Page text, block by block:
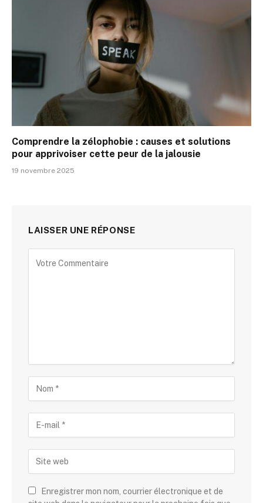
Comprendre la zélophobie : causes et solutions
pour apprivoiser cette peur de la jalousie
19 novembre 2025
LAISSER UNE RÉPONSE
Enregistrer mon nom, courrier électronique et de